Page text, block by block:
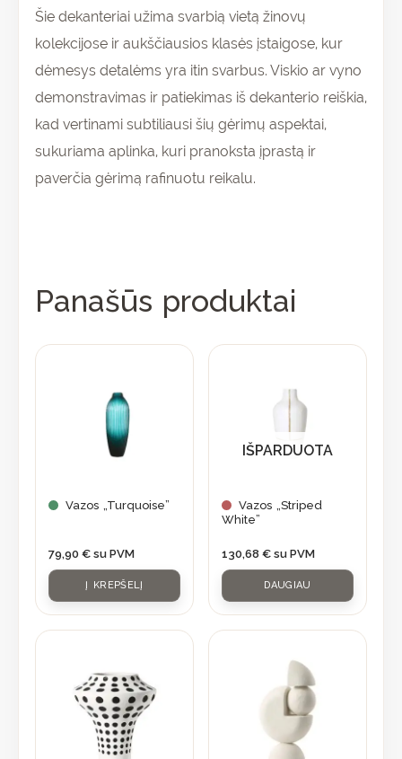
Šie dekanteriai užima svarbią vietą žinovų
kolekcijose ir aukščiausios klasės įstaigose, kur
dėmesys detalėms yra itin svarbus. Viskio ar vyno
demonstravimas ir patiekimas iš dekanterio reiškia,
kad vertinami subtiliausi šių gėrimų aspektai,
sukuriama aplinka, kuri pranoksta įprastą ir
paverčia gėrimą rafinuotu reikalu.
Panašūs produktai
Vazos „Turquoise”
79,90 € su PVM
Į KREPŠELĮ
IŠPARDUOTA
Vazos „Striped
White”
130,68 € su PVM
DAUGIAU